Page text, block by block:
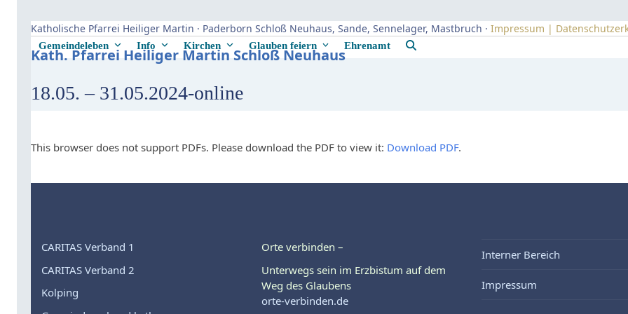
content
Katholische Pfarrei Heiliger Martin · Paderborn Schloß Neuhaus, Sande, Sennelager, Mastbruch · Impressum |
Kath. Pfarrei Heiliger Martin Schloß Neuhaus
Gemeindeleben Info Kirchen Glauben feiern Ehrenamt
18.05. – 31.05.2024-online
This browser does not support PDFs. Please download the PDF to view it: Download PDF.
CARITAS Verband 1
CARITAS Verband 2
Kolping
Orte verbinden –
Unterwegs sein im Erzbistum auf dem
Weg des Glaubens
orte-verbinden.de
Interner Bereich
Impressum